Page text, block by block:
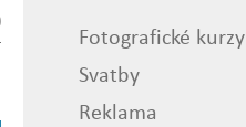
Fotografické kurzy
Svatby
Reklama